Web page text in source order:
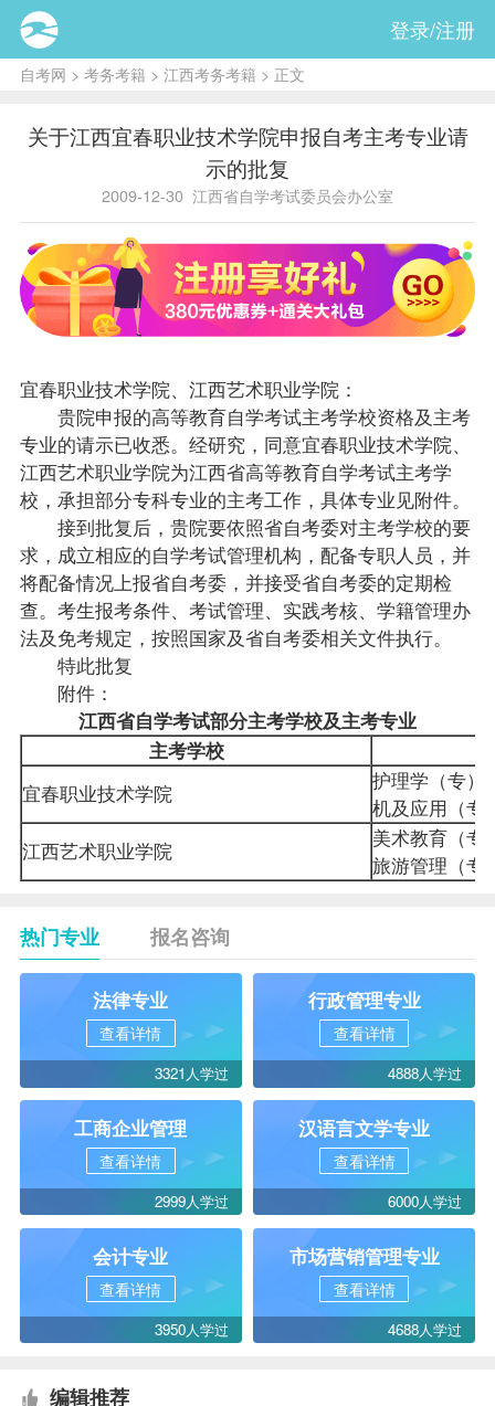
登录/注册
自考网 > 考务考籍 > 江西考务考籍 > 正文
关于江西宜春职业技术学院申报自考主考专业请
示的批复
2009-12-30 江西省自学考试委员会办公室
宜春职业技术学院、江西艺术职业学院：
贵院申报的高等教育自学考试主考学校资格及主考
专业的请示已收悉。经研究，同意宜春职业技术学院、
江西艺术职业学院为江西省高等教育自学考试主考学
校，承担部分专科专业的主考工作，具体专业见附件。
接到批复后，贵院要依照省自考委对主考学校的要
求，成立相应的自学考试管理机构，配备专职人员，并
将配备情况上报省自考委，并接受省自考委的定期检
查。考生报考条件、考试管理、实践考核、学籍管理办
法及免考规定，按照国家及省自考委相关文件执行。
特此批复
附件：
江西省自学考试部分主考学校及主考专业
主考学校
宜春职业技术学院
护理学（专）
机及应用（
江西艺术职业学院
美术教育（专
旅游管理（
热门专业 报名咨询
法律专业
查看详情
3321人学过
行政管理专业
查看详情
4888人学过
工商企业管理
查看详情
2999人学过
汉语言文学专业
查看详情
6000人学过
会计专业
查看详情
3950人学过
市场营销管理专业
查看详情
4688人学过
编辑推荐